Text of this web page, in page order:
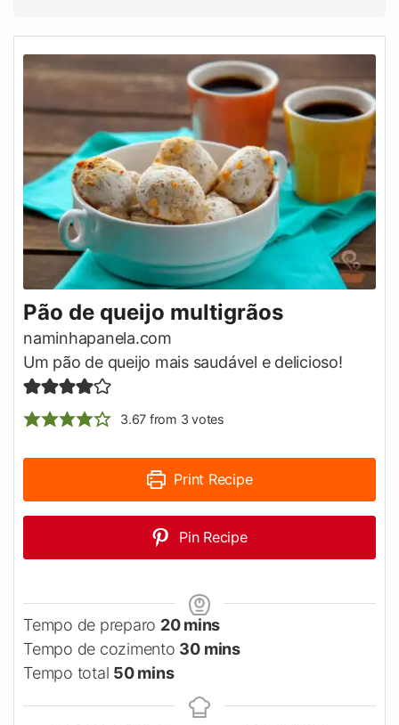
Pão de queijo multigrãos
naminhapanela.com
Um pão de queijo mais saudável e delicioso!
3.67 from 3 votes
Print Recipe
Pin Recipe
Tempo de preparo 20minutes
mins
Tempo de cozimento 30minutes
mins
Tempo total 50minutes
mins